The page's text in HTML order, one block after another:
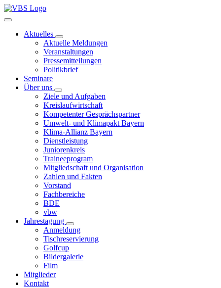
Aktuelles
Aktuelle Meldungen
Veranstaltungen
Pressemitteilungen
Politikbrief
Seminare
Über uns
Ziele und Aufgaben
Kreislaufwirtschaft
Kompetenter Gesprächspartner
Umwelt- und Klimapakt Bayern
Klima-Allianz Bayern
Dienstleistung
Juniorenkreis
Traineeprogram
Mitgliedschaft und Organisation
Zahlen und Fakten
Vorstand
Fachbereiche
BDE
vbw
Jahrestagung
Anmeldung
Tischreservierung
Golfcup
Bildergalerie
Film
Mitglieder
Kontakt